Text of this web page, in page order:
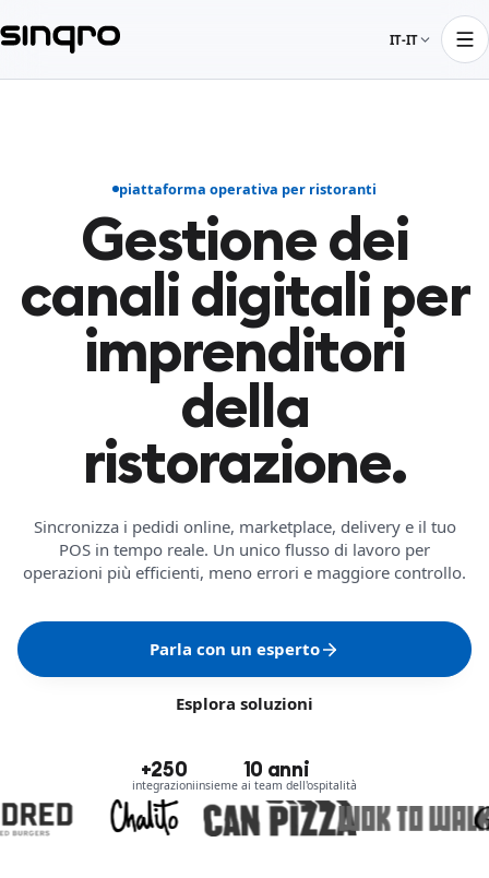
IT-IT
piattaforma operativa per ristoranti
Gestione dei
canali digitali per
imprenditori
della
ristorazione.
Sincronizza i pedidi online, marketplace, delivery e il tuo
POS in tempo reale. Un unico flusso di lavoro per
operazioni più efficienti, meno errori e maggiore controllo.
Parla con un esperto
Esplora soluzioni
+250
integrazioni
10 anni
insieme ai team dell'ospitalità